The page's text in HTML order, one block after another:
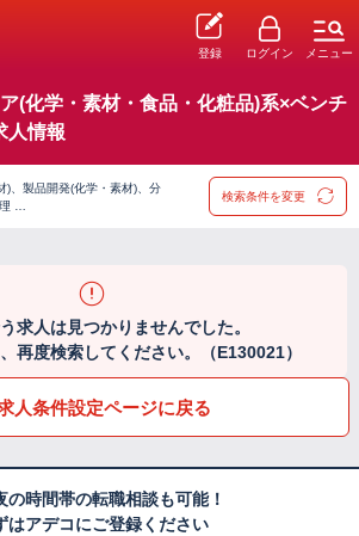
登録 ログイン メニュー
(化学・素材・食品・化粧品)系×ベンチ
人情報
)、製品開発(化学・素材)、分
…
検索条件を変更
求人は見つかりませんでした。
再度検索してください。（E130021）
人条件設定ページに戻る
の時間帯の転職相談も可能！
はアデコにご登録ください